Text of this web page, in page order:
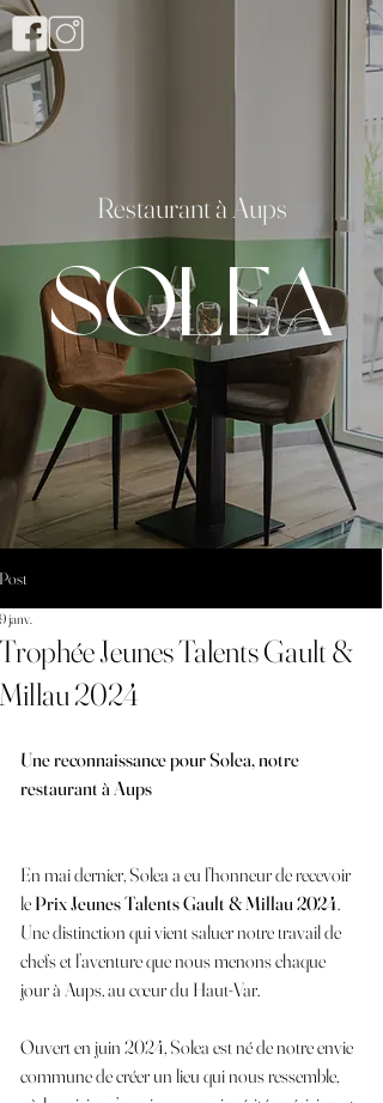
Restaurant à Aups
SOLEA
Post
Trophée Jeunes Talents Gault &
Millau 2024
9 janv.
Une reconnaissance pour Solea, notre
restaurant à Aups
En mai dernier, Solea a eu l’honneur de recevoir
le Prix Jeunes Talents Gault & Millau 2024.
Une distinction qui vient saluer notre travail de
chefs et l’aventure que nous menons chaque
jour à Aups, au cœur du Haut-Var.
Ouvert en juin 2024, Solea est né de notre envie
commune de créer un lieu qui nous ressemble,